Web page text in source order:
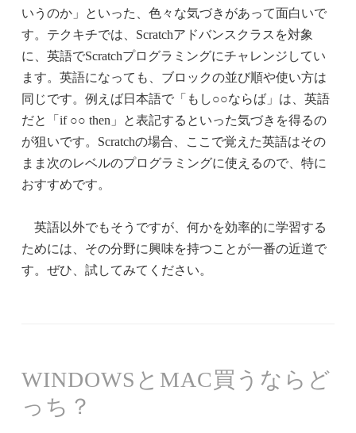
いうのか」といった、色々な気づきがあって面白いで
す。テクキチでは、Scratchアドバンスクラスを対象
に、英語でScratchプログラミングにチャレンジしてい
ます。英語になっても、ブロックの並び順や使い方は
同じです。例えば日本語で「もし○○ならば」は、英語
だと「if ○○ then」と表記するといった気づきを得るの
が狙いです。Scratchの場合、ここで覚えた英語はその
まま次のレベルのプログラミングに使えるので、特に
おすすめです。
英語以外でもそうですが、何かを効率的に学習する
ためには、その分野に興味を持つことが一番の近道で
す。ぜひ、試してみてください。
WINDOWSとMAC買うならど
っち？